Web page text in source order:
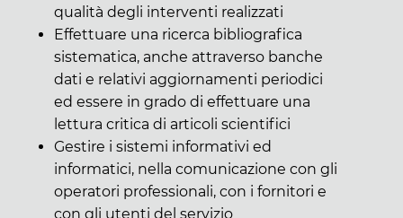
qualità degli interventi realizzati
Effettuare una ricerca bibliografica
sistematica, anche attraverso banche
dati e relativi aggiornamenti periodici
ed essere in grado di effettuare una
lettura critica di articoli scientifici
Gestire i sistemi informativi ed
informatici, nella comunicazione con gli
operatori professionali, con i fornitori e
con gli utenti del servizio